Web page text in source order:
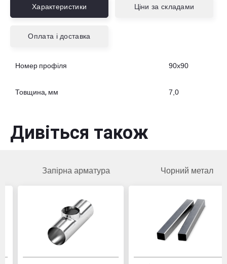
Вибрати склад
Характеристики Ціни за складами
Оплата і доставка
Номер профіля 90х90
Товщина, мм 7,0
Дивіться також
Запірна арматура Чорний метал